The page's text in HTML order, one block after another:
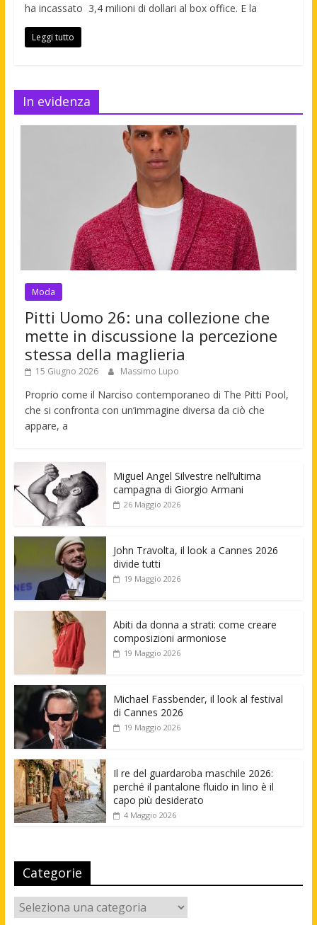
ha incassato 3,4 milioni di dollari al box office. E la
Leggi tutto
In evidenza
Moda
Pitti Uomo 26: una collezione che
mette in discussione la percezione
stessa della maglieria
15 Giugno 2026 Massimo Lupo
Proprio come il Narciso contemporaneo di The Pitti Pool,
che si confronta con un’immagine diversa da ciò che
appare, a
Miguel Angel Silvestre nell’ultima
campagna di Giorgio Armani
26 Maggio 2026
John Travolta, il look a Cannes 2026
divide tutti
19 Maggio 2026
Abiti da donna a strati: come creare
composizioni armoniose
19 Maggio 2026
Michael Fassbender, il look al festival
di Cannes 2026
19 Maggio 2026
Il re del guardaroba maschile 2026:
perché il pantalone fluido in lino è il
capo più desiderato
4 Maggio 2026
Categorie
Categorie